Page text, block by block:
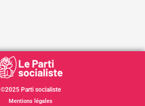
©2025 Parti socialiste
Mentions légales